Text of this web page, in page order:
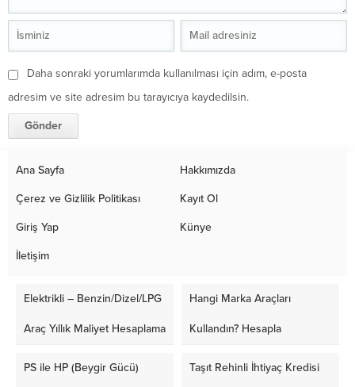
Daha sonraki yorumlarımda kullanılması için adım, e-posta
adresim ve site adresim bu tarayıcıya kaydedilsin.
Ana Sayfa Hakkımızda
Çerez ve Gizlilik Politikası Kayıt Ol
Giriş Yap Künye
İletişim
Elektrikli – Benzin/Dizel/LPG
Araç Yıllık Maliyet Hesaplama
Hangi Marka Araçları
Kullandın? Hesapla
PS ile HP (Beygir Gücü) Taşıt Rehinli İhtiyaç Kredisi